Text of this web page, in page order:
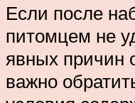
Если после
питомцем не
явных причин
важно